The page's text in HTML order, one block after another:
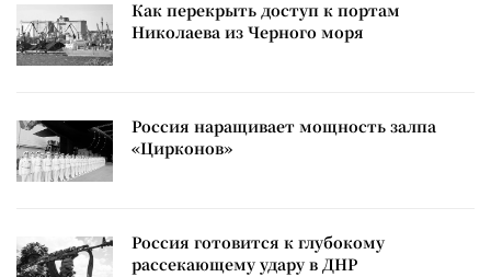
Как перекрыть доступ к портам
Николаева из Черного моря
Россия наращивает мощность залпа
«Цирконов»
Россия готовится к глубокому
рассекающему удару в ДНР